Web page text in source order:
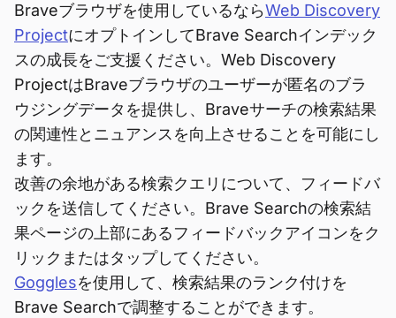
Braveブラウザを使用しているならWeb Discovery
ProjectにオプトインしてBrave Searchインデック
スの成長をご支援ください。Web Discovery
ProjectはBraveブラウザのユーザーが匿名のブラ
ウジングデータを提供し、Braveサーチの検索結果
の関連性とニュアンスを向上させることを可能にし
ます。
改善の余地がある検索クエリについて、フィードバ
ックを送信してください。Brave Searchの検索結
果ページの上部にあるフィードバックアイコンをク
リックまたはタップしてください。
Gogglesを使用して、検索結果のランク付けを
Brave Searchで調整することができます。